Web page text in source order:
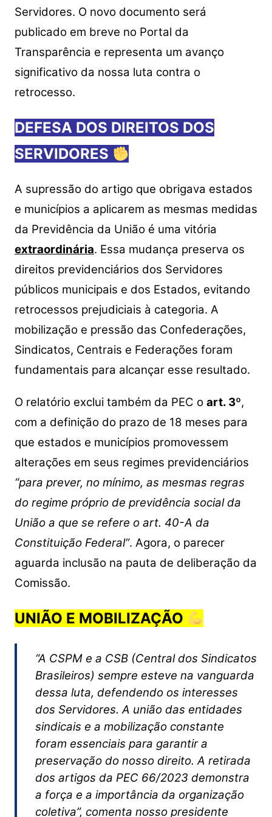
Servidores. O novo documento será
publicado em breve no Portal da
Transparência e representa um avanço
significativo da nossa luta contra o
retrocesso.
DEFESA DOS DIREITOS DOS
SERVIDORES
A supressão do artigo que obrigava estados
e municípios a aplicarem as mesmas medidas
da Previdência da União é uma vitória
extraordinária. Essa mudança preserva os
direitos previdenciários dos Servidores
públicos municipais e dos Estados, evitando
retrocessos prejudiciais à categoria. A
mobilização e pressão das Confederações,
Sindicatos, Centrais e Federações foram
fundamentais para alcançar esse resultado.
O relatório exclui também da PEC o art. 3º,
com a definição do prazo de 18 meses para
que estados e municípios promovessem
alterações em seus regimes previdenciários
“para prever, no mínimo, as mesmas regras
do regime próprio de previdência social da
União a que se refere o art. 40-A da
Constituição Federal”. Agora, o parecer
aguarda inclusão na pauta de deliberação da
Comissão.
UNIÃO E MOBILIZAÇÃO
“A CSPM e a CSB (Central dos Sindicatos
Brasileiros) sempre esteve na vanguarda
dessa luta, defendendo os interesses
dos Servidores. A união das entidades
sindicais e a mobilização constante
foram essenciais para garantir a
preservação do nosso direito. A retirada
dos artigos da PEC 66/2023 demonstra
a força e a importância da organização
coletiva”, comenta nosso presidente